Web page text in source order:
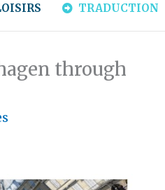
TRADUCTION
through